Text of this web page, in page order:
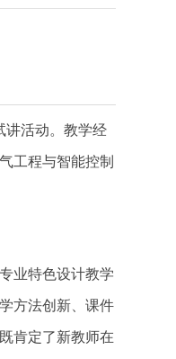
讲活动。教学经
工程与智能控制
业特色设计教学
方法创新、课件
肯定了新教师在